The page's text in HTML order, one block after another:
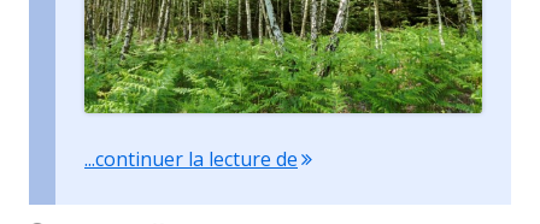
...continuer la lecture de"Rencontre avec un